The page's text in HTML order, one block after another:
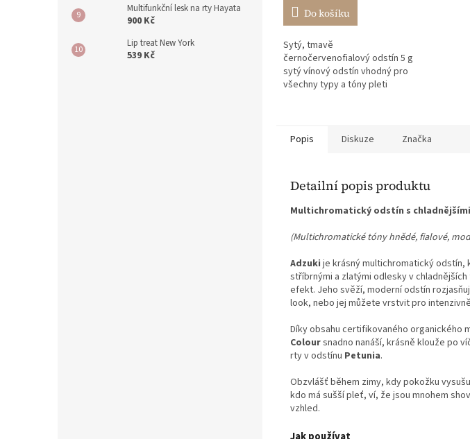
Multifunkční lesk na rty Hayata
900 Kč
Lip treat New York
539 Kč
Do košíku
Sytý, tmavě
černočervenofialový odstín 5 g
sytý vínový odstín vhodný pro
všechny typy a tóny pleti
Popis
Diskuze Značka
Detailní popis produktu
Multichromatický odstín s
(Multichromatické tóny hnědé, fialové,
Adzuki je krásný multichromatický odstín,
stříbrnými a zlatými odlesky v
efekt. Jeho svěží, moderní odstín
look, nebo jej můžete vrstvit pro
Díky obsahu certifikovaného organického
Coloursnadno nanáší, krásně klouže po
rty v odstínu Petunia.
Obzvlášť během zimy, kdy pokožku
kdo má sušší pleť, ví, že jsou mnohem
vzhled.